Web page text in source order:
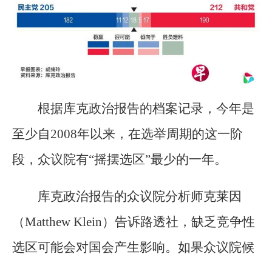
根据库克政治报告的档案记录，今年是
至少自2008年以来，在选举周期的这一阶
段，众议院有“摇摆选区”最少的一年。
库克政治报告的众议院分析师克莱因
（Matthew Klein）告诉路透社，缺乏竞争性
选区可能会对国会产生影响。如果众议院候